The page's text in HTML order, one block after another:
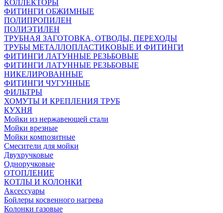
КОЛЛЕКТОРЫ
ФИТИНГИ ОБЖИМНЫЕ
ПОЛИПРОПИЛЕН
ПОЛИЭТИЛЕН
ТРУБНАЯ ЗАГОТОВКА, ОТВОДЫ, ПЕРЕХОДЫ
ТРУБЫ МЕТАЛЛОПЛАСТИКОВЫЕ И ФИТИНГИ
ФИТИНГИ ЛАТУННЫЕ РЕЗЬБОВЫЕ
ФИТИНГИ ЛАТУННЫЕ РЕЗЬБОВЫЕ
НИКЕЛИРОВАННЫЕ
ФИТИНГИ ЧУГУННЫЕ
ФИЛЬТРЫ
ХОМУТЫ И КРЕПЛЕНИЯ ТРУБ
КУХНЯ
Мойки из нержавеющей стали
Мойки врезные
Мойки композитные
Смесители для мойки
Двухручковые
Одноручковые
ОТОПЛЕНИЕ
КОТЛЫ И КОЛОНКИ
Аксессуары
Бойлеры косвенного нагрева
Колонки газовые